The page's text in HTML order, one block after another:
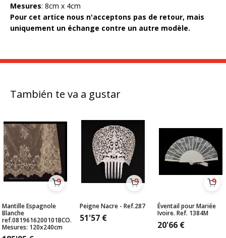
Mesures: 8cm x 4cm
Pour cet artice nous n'acceptons pas de retour, mais
uniquement un échange contre un autre modèle.
También te va a gustar
Mantille Espagnole
Blanche
ref.0819616200101BCO.
Mesures: 120x240cm
Peigne Nacre - Ref.287
51'57 €
Éventail pour Mariée
Ivoire. Ref. 1384M
20'66 €